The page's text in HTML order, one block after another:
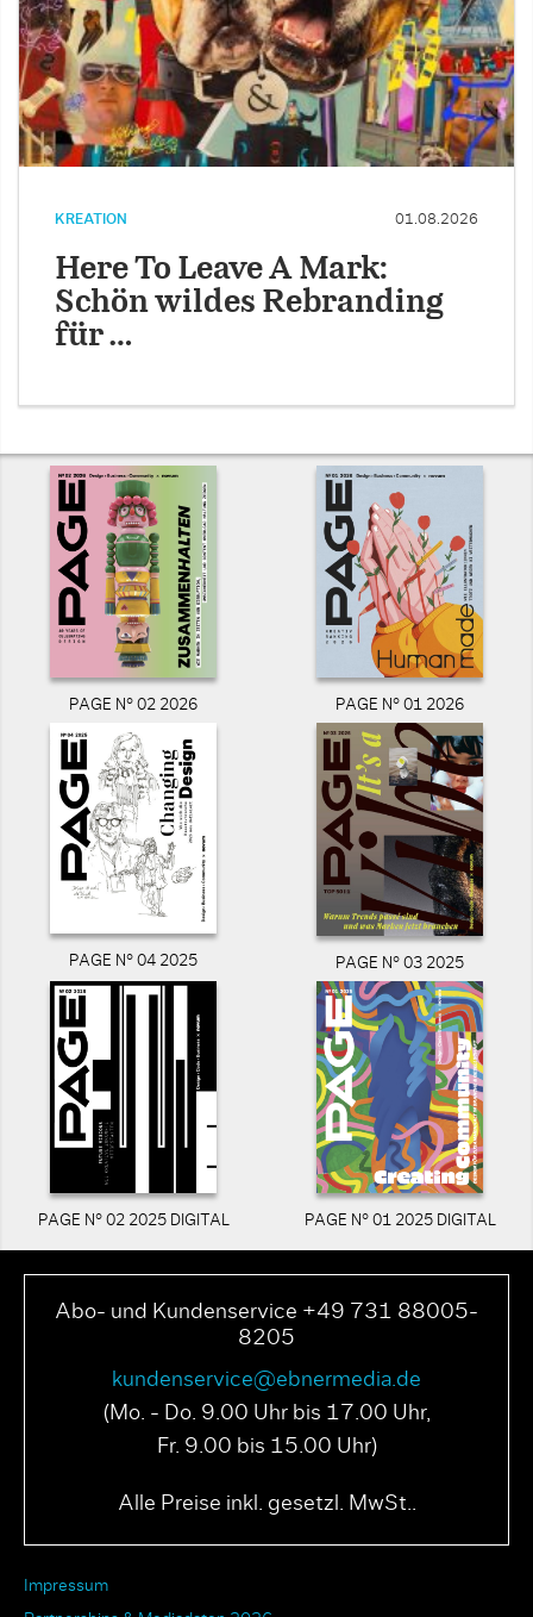
KREATION 01.08.2026
Here To Leave A Mark:
Schön wildes Rebranding
für …
PAGE N° 02 2026 PAGE N° 01 2026
PAGE N° 04 2025 PAGE N° 03 2025
PAGE N° 02 2025 DIGITAL PAGE N° 01 2025 DIGITAL
Abo- und Kundenservice +49 731 88005-
8205
kundenservice@ebnermedia.de
(Mo. - Do. 9.00 Uhr bis 17.00 Uhr,
Fr. 9.00 bis 15.00 Uhr)
Alle Preise inkl. gesetzl. MwSt..
Impressum